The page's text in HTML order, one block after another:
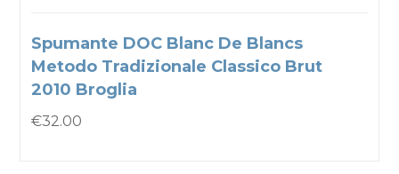
Spumante DOC Blanc De Blancs
Metodo Tradizionale Classico Brut
2010 Broglia
€32.00